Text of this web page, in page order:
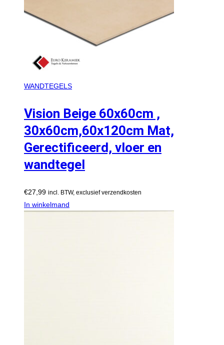
WANDTEGELS
Vision Beige 60x60cm ,
30x60cm,60x120cm Mat,
Gerectificeerd, vloer en
wandtegel
€27,99 incl. BTW, exclusief verzendkosten
In winkelmand